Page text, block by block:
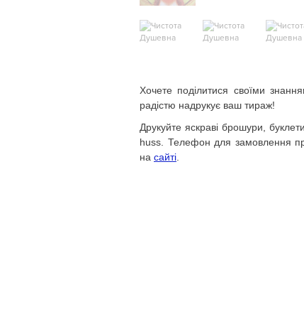
Хочете поділитися своїми
радістю надрукує ваш тираж!
Друкуйте яскраві брошури,
huss. Телефон для замовлення
на сайті